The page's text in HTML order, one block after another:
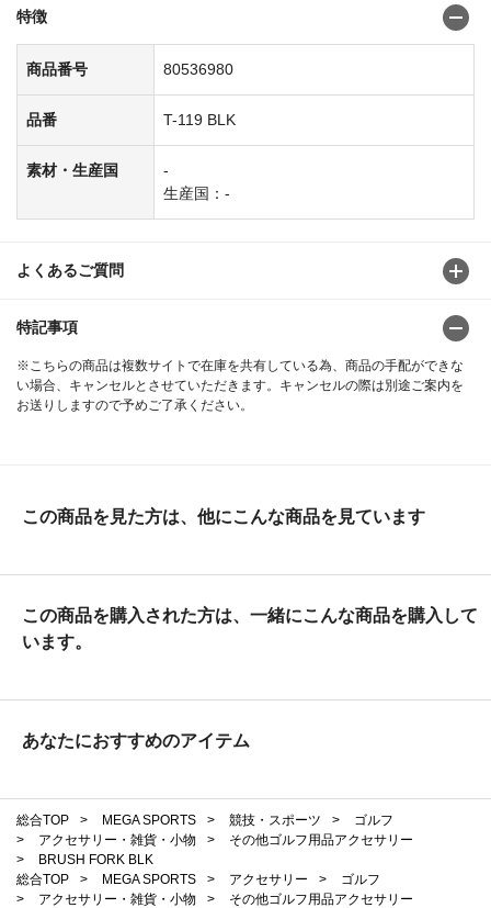
特徴
商品番号 80536980
品番 T-119 BLK
素材・生産国
-
生産国：-
よくあるご質問
特記事項
※こちらの商品は複数サイトで在庫を共有している為、商品の手配ができな
い場合、キャンセルとさせていただきます。キャンセルの際は別途ご案内を
お送りしますので予めご了承ください。
この商品を見た方は、他にこんな商品を見ています
この商品を購入された方は、一緒にこんな商品を購入して
います。
あなたにおすすめのアイテム
総合TOP > MEGA SPORTS > 競技・スポーツ >
ゴルフ
>
アクセサリー・雑貨・小物 >
その他ゴルフ用品アクセサリー
>
BRUSH FORK BLK
総合TOP
> MEGA SPORTS > アクセサリー >
ゴルフ
>
アクセサリー・雑貨・小物 >
その他ゴルフ用品アクセサリー